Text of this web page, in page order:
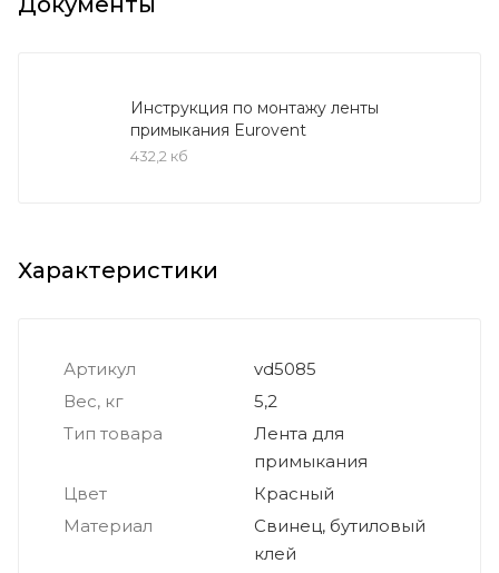
Инструкция по монтажу ленты
примыкания Eurovent
432,2 кб
Характеристики
Артикул
vd5085
Вес, кг
5,2
Тип товара
Лента для
примыкания
Цвет
Красный
Материал
Свинец, бутиловый
клей